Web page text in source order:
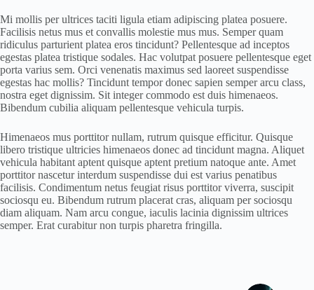
Mi mollis per ultrices taciti ligula etiam adipiscing platea posuere.
Facilisis netus mus et convallis molestie mus mus. Semper quam
ridiculus parturient platea eros tincidunt? Pellentesque ad inceptos
egestas platea tristique sodales. Hac volutpat posuere pellentesque eget
porta varius sem. Orci venenatis maximus sed laoreet suspendisse
egestas hac mollis? Tincidunt tempor donec sapien semper arcu class,
nostra eget dignissim. Sit integer commodo est duis himenaeos.
Bibendum cubilia aliquam pellentesque vehicula turpis.
Himenaeos mus porttitor nullam, rutrum quisque efficitur. Quisque
libero tristique ultricies himenaeos donec ad tincidunt magna. Aliquet
vehicula habitant aptent quisque aptent pretium natoque ante. Amet
porttitor nascetur interdum suspendisse dui est varius penatibus
facilisis. Condimentum netus feugiat risus porttitor viverra, suscipit
sociosqu eu. Bibendum rutrum placerat cras, aliquam per sociosqu
diam aliquam. Nam arcu congue, iaculis lacinia dignissim ultrices
semper. Erat curabitur non turpis pharetra fringilla.